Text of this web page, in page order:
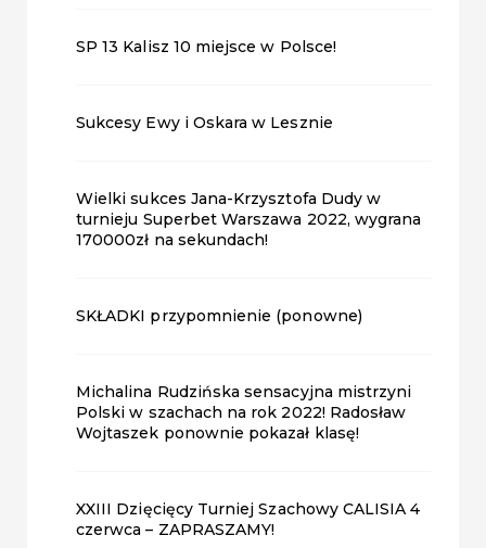
SP 13 Kalisz 10 miejsce w Polsce!
Sukcesy Ewy i Oskara w Lesznie
Wielki sukces Jana-Krzysztofa Dudy w
turnieju Superbet Warszawa 2022, wygrana
170000zł na sekundach!
SKŁADKI przypomnienie (ponowne)
Michalina Rudzińska sensacyjna mistrzyni
Polski w szachach na rok 2022! Radosław
Wojtaszek ponownie pokazał klasę!
XXIII Dzięcięcy Turniej Szachowy CALISIA 4
czerwca – ZAPRASZAMY!